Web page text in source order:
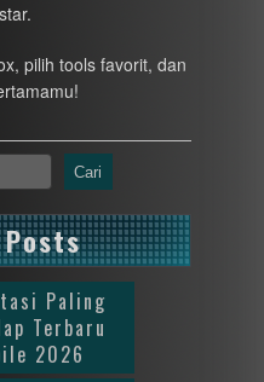
pilih tools favorit, dan
Cari
Paling
Terbaru
2026